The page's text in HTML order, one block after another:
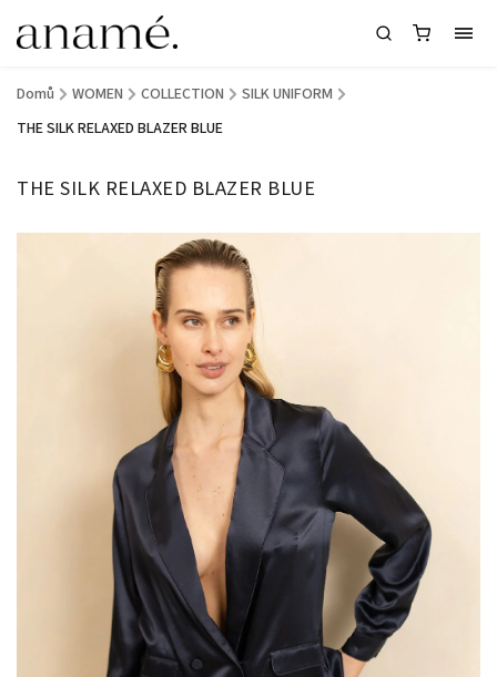
Domů / WOMEN / COLLECTION / SILK UNIFORM /
THE SILK RELAXED BLAZER BLUE
THE SILK RELAXED BLAZER BLUE